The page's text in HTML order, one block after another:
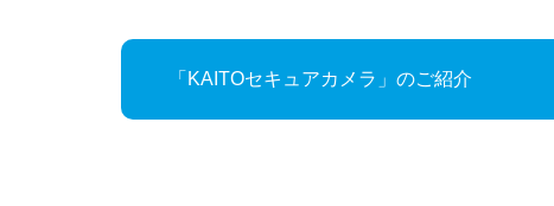
「KAITOセキュアカメラ」のご紹介